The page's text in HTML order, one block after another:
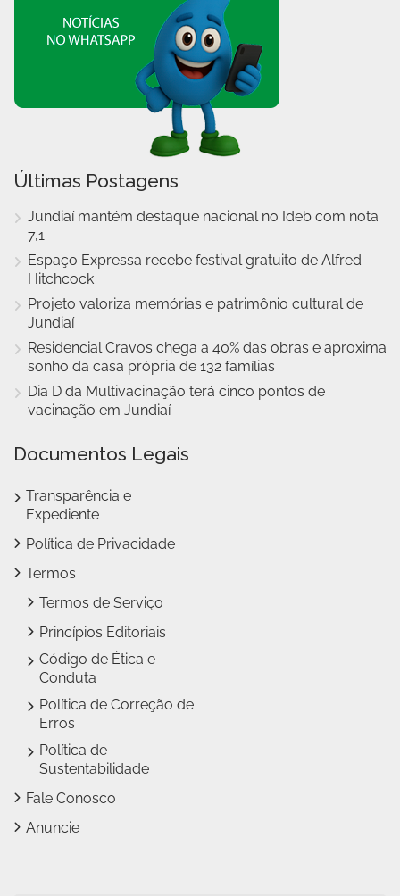
Últimas Postagens
Jundiaí mantém destaque nacional no Ideb com nota
7,1
Espaço Expressa recebe festival gratuito de Alfred
Hitchcock
Projeto valoriza memórias e patrimônio cultural de
Jundiaí
Residencial Cravos chega a 40% das obras e aproxima
sonho da casa própria de 132 famílias
Dia D da Multivacinação terá cinco pontos de
vacinação em Jundiaí
Documentos Legais
Transparência e
Expediente
Política de Privacidade
Termos
Termos de Serviço
Princípios Editoriais
Código de Ética e
Conduta
Política de Correção de
Erros
Política de
Sustentabilidade
Fale Conosco
Anuncie